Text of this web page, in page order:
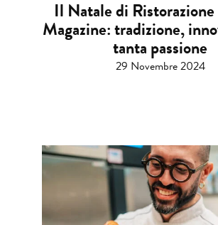
Il Natale di
Magazine: tradizione,
tanta passione
29 Novembre 2024